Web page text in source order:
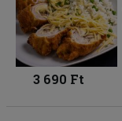
3 690 Ft